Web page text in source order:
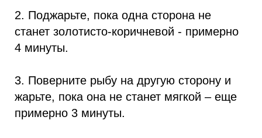
2. Поджарьте, пока одна сторона не
станет золотисто-коричневой - примерно
4 минуты.
3. Поверните рыбу на другую сторону и
жарьте, пока она не станет мягкой – еще
примерно 3 минуты.